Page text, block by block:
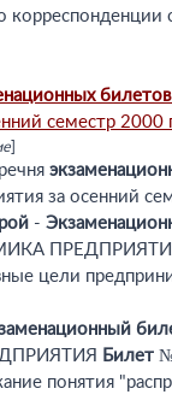
корреспонденции
билетов
семестр 2000
за осенний
-
цели
Билет №
понятия